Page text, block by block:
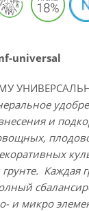
universal
и
Каждая
и микро